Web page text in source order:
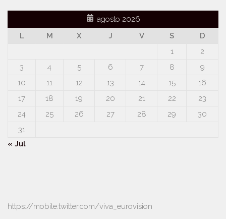
agosto 2026
L
M X J V S
D
1
2
3
4 5 6 7 8
9
10
11 12 13 14 15
16
17
18 19 20 21 22
23
24
25 26 27 28 29
30
31
« Jul
https://mobile.twitter.com/viva_eurovision